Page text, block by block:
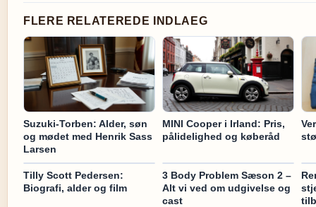
FLERE RELATEREDE INDLAEG
Suzuki-Torben: Alder, søn
og mødet med Henrik Sass
Larsen
MINI Cooper i Irland: Pris,
pålidelighed og køberåd
Tilly Scott Pedersen:
Biografi, alder og film
3 Body Problem Sæson 2 –
Alt vi ved om udgivelse og
cast